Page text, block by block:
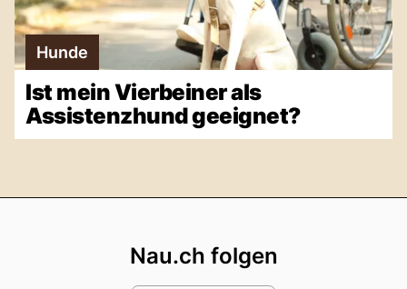
Hunde
Ist mein Vierbeiner als
Assistenzhund geeignet?
Nau.ch folgen